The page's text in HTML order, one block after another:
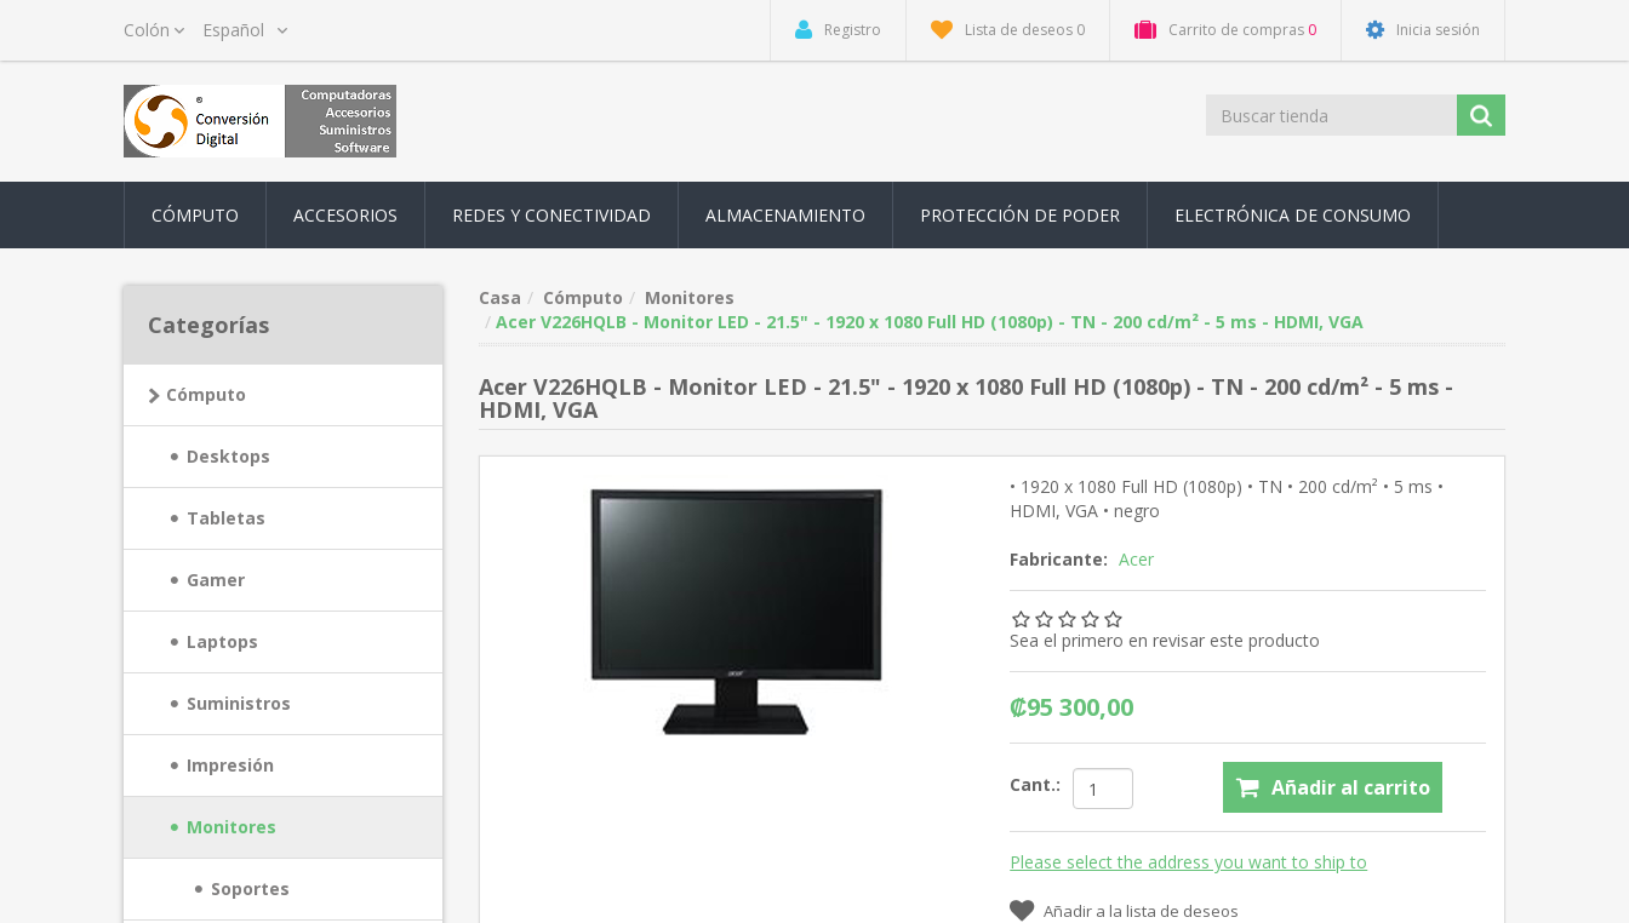
Registro Lista de deseos 0 Carrito de compras 0 Inicia sesión
CÓMPUTO ACCESORIOS REDES Y CONECTIVIDAD ALMACENAMIENTO PROTECCIÓN DE PODER ELECTRÓNICA DE CONSUMO
Categorías
Cómputo
Desktops
Tabletas
Gamer
Laptops
Suministros
Impresión
Monitores
Soportes
Casa Cómputo
Monitores
Acer V226HQLB - Monitor LED - 21.5" - 1920 x 1080 Full HD (1080p) - TN - 200 cd/m² - 5 ms - HDMI, VGA
Acer V226HQLB - Monitor LED - 21.5" - 1920 x 1080 Full HD (1080p) - TN - 200 cd/m² - 5 ms -
HDMI, VGA
• 1920 x 1080 Full HD (1080p) • TN • 200 cd/m² • 5 ms •
HDMI, VGA • negro
Fabricante: Acer
Sea el primero en revisar este producto
₡95 300,00
Cant.: Añadir al carrito
Please select the address you want to ship to
Añadir a la lista de deseos